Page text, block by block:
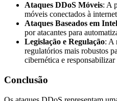
Ataques DDoS Móveis: A
móveis conectados à
Ataques Baseados em
por atacantes para
Legislação e Regulação: A
regulatórios mais robustos
cibernética e responsabilizar
Conclusão